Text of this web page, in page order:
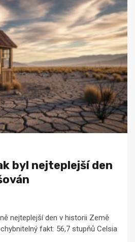
byl nejteplejší den
nejteplejší den v historii Země
fakt: 56,7 stupňů Celsia